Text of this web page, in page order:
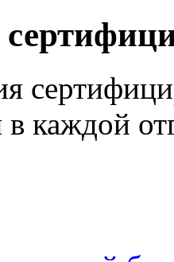
каждой